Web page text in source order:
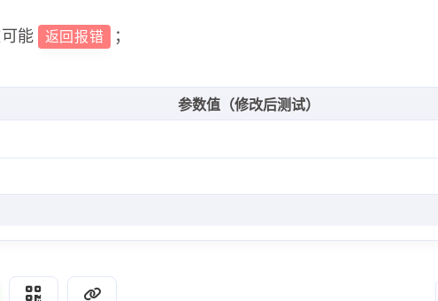
能 返回报错 ；
参数值（修改后测试）